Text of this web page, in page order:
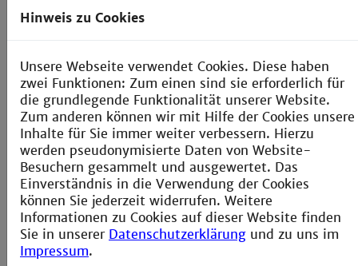
Masterarbeit 30 CR
Summe 90 CR
Hinweis zu Cookies
Unsere Webseite verwendet Cookies. Diese haben
zwei Funktionen: Zum einen sind sie erforderlich für
die grundlegende Funktionalität unserer Website.
Zum anderen können wir mit Hilfe der Cookies unsere
Inhalte für Sie immer weiter verbessern. Hierzu
werden pseudonymisierte Daten von Website-
Besuchern gesammelt und ausgewertet. Das
Einverständnis in die Verwendung der Cookies
können Sie jederzeit widerrufen. Weitere
Informationen zu Cookies auf dieser Website finden
Sie in unserer Datenschutzerklärung und zu uns im
Impressum.